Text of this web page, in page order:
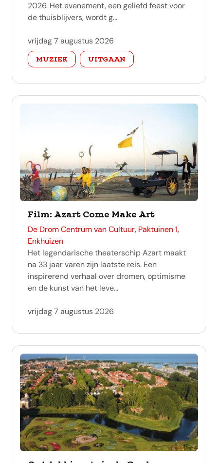
2026. Het evenement, een geliefd feest voor
de thuisblijvers, wordt g...
vrijdag 7 augustus 2026
categorie
MUZIEK UITGAAN
Film: Azart Come Make Art
adres
De Drom Centrum van Cultuur, Paktuinen 1,
Enkhuizen
Het legendarische theaterschip Azart maakt
na 33 jaar varen zijn laatste reis. Een
inspirerend verhaal over dromen, optimisme
en de kunst van het leve...
vrijdag 7 augustus 2026